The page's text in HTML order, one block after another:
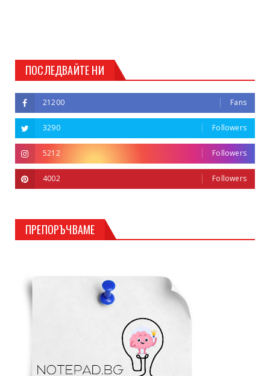
ПОСЛЕДВАЙТЕ НИ
21200 Fans
3290 Followers
5212 Followers
4002 Followers
ПРЕПОРЪЧВАМЕ